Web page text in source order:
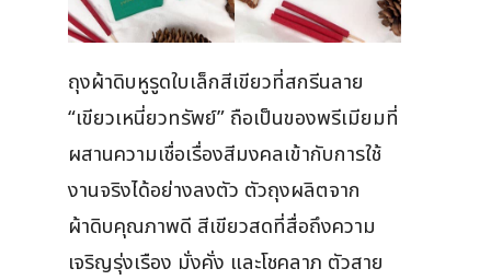
ถุงผ้าดิบหูรูดใบเล็กสีเขียวที่สกรีนลาย
“เขียวเหนี่ยวทรัพย์” ถือเป็นของพรีเมียมที่
ผสานความเชื่อเรื่องสีมงคลเข้ากับการใช้
งานจริงได้อย่างลงตัว ตัวถุงผลิตจาก
ผ้าดิบคุณภาพดี สีเขียวสดที่สื่อถึงความ
เจริญรุ่งเรือง มั่งคั่ง และโชคลาภ ตัวสาย